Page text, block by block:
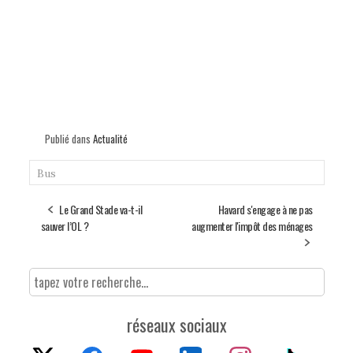
Publié dans Actualité
Bus
Le Grand Stade va-t-il
sauver l’OL ?
Havard s'engage à ne pas
augmenter l'impôt des ménages
réseaux sociaux